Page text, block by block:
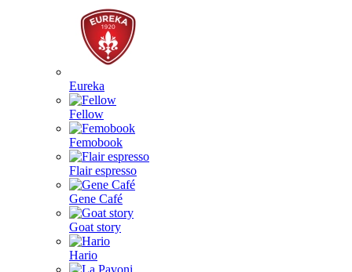
Eureka
Fellow
Femobook
Flair espresso
Gene Café
Goat story
Hario